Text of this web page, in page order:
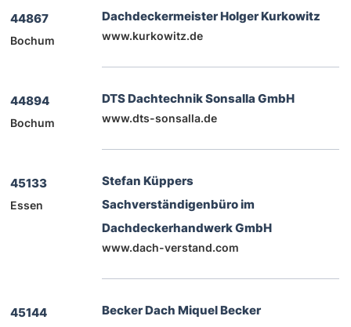
44867
Bochum
Dachdeckermeister Holger Kurkowitz
www.kurkowitz.de
44894
Bochum
DTS Dachtechnik Sonsalla GmbH
www.dts-sonsalla.de
45133
Essen
Stefan Küppers
Sachverständigenbüro im
Dachdeckerhandwerk GmbH
www.dach-verstand.com
45144 Becker Dach Miquel Becker